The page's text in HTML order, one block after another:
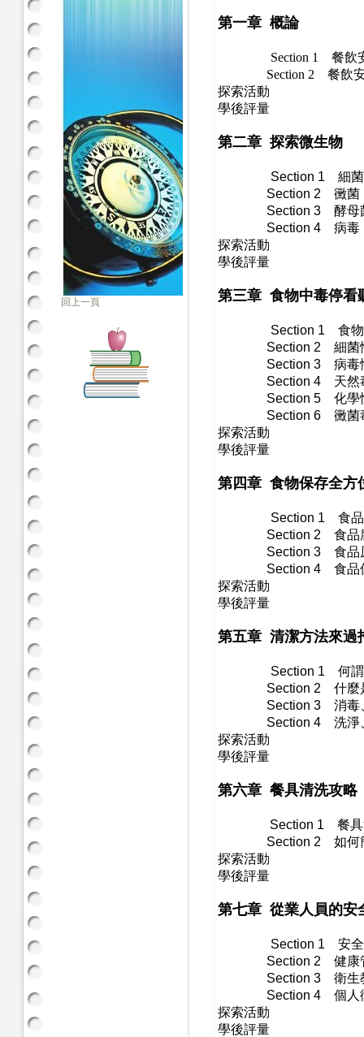
回上一頁
第一章 概論
Section 1
餐飲
Section 2 餐飲安全
探索活動
學後評量
第二章 探索微生物
Section 1 細菌
Section 2 黴菌
Section 3 酵母
Section 4 病毒
探索活動
​學後評量
第三章 食物中毒停看
Section 1 食物
Section 2 細菌
Section 3 病毒
Section 4 天然
Section 5 化學
Section 6 黴菌
探索活動
​學後評量
第四章 食物保存全方
Section 1 食品
Section 2 食品
Section 3 食品
Section 4 食品
探索活動
​學後評量
第五章 清潔方法來過
Section 1 何謂
Section 2 什麼
Section 3 消毒
Section 4 洗淨
探索活動
​學後評量
第六章 餐具清洗攻略
Section 1 餐具
Section 2 如何
探索活動
​學後評量
第七章 從業人員的安
Section 1 安全
Section 2 健康
Section 3 衛生
Section 4 個人
探索活動
​學後評量